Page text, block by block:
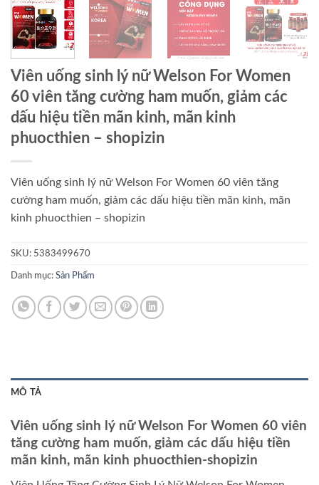
Viên uống sinh lý nữ Welson For Women
60 viên tăng cường ham muốn, giảm các
dấu hiệu tiền mãn kinh, mãn kinh
phuocthien – shopizin
Viên uống sinh lý nữ Welson For Women 60 viên tăng
cường ham muốn, giảm các dấu hiệu tiền mãn kinh, mãn
kinh phuocthien – shopizin
SKU: 5383499670
Danh mục: Sản Phẩm
MÔ TẢ
Viên uống sinh lý nữ Welson For Women 60 viên
tăng cường ham muốn, giảm các dấu hiệu tiền
mãn kinh, mãn kinh phuocthien-shopizin